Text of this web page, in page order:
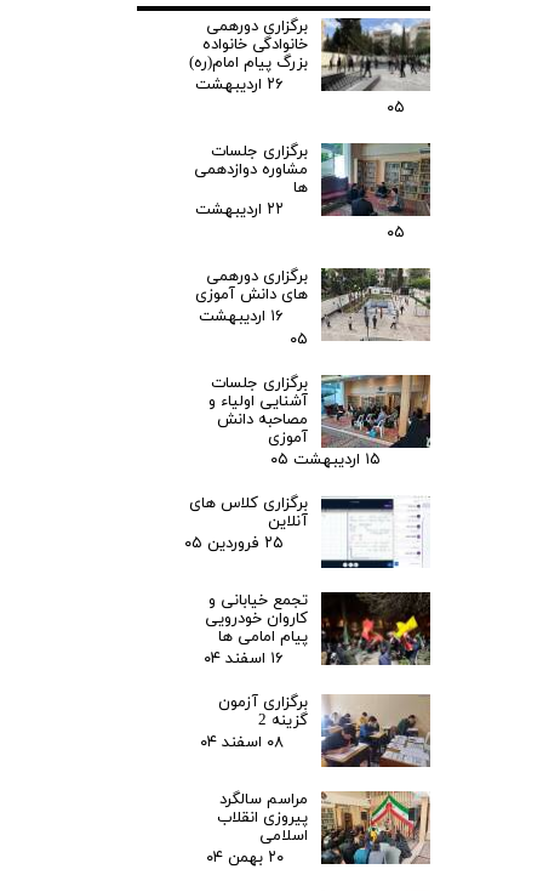
برگزاری دورهمی
خانوادگی خانواده
بزرگ پیام امام(ره)
۲۶ اردیبهشت
۰۵
برگزاری جلسات
مشاوره دوازدهمی
ها
۲۲ اردیبهشت
۰۵
برگزاری دورهمی
های دانش آموزی
۱۶ اردیبهشت
۰۵
برگزاری جلسات
آشنایی اولیاء و
مصاحبه دانش
آموزی
۱۵ اردیبهشت ۰۵
برگزاری کلاس های
آنلاین
۲۵ فروردین ۰۵
تجمع خیابانی و
کاروان خودرویی
پیام امامی ها
۱۶ اسفند ۰۴
برگزاری آزمون
گزینه 2
۰۸ اسفند ۰۴
مراسم سالگرد
پیروزی انقلاب
اسلامی
۲۰ بهمن ۰۴